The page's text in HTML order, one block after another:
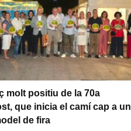
molt positiu de la 70a
que inicia el camí cap a un
de fira